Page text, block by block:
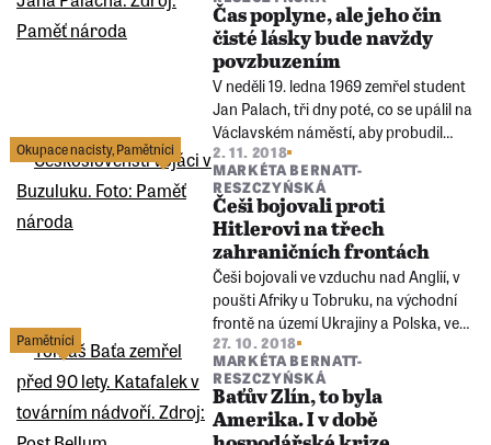
Čas poplyne, ale jeho čin
čisté lásky bude navždy
povzbuzením
V neděli 19. ledna 1969 zemřel student
Jan Palach, tři dny poté, co se upálil na
Václavském náměstí, aby probudil
českou společnost upadající do
letargie po srpnové okupaci.
Okupace nacisty,Pamětníci
2. 11. 2018
MARKÉTA BERNATT-
RESZCZYŃSKÁ
Češi bojovali proti
Hitlerovi na třech
zahraničních frontách
Češi bojovali ve vzduchu nad Anglií, v
poušti Afriky u Tobruku, na východní
frontě na území Ukrajiny a Polska, ve
Francii u Dunkerque a při
osvobozování území Československa.
A nebyli to jen profesionální vojáci, ale i
tisíce dobrovolníků, mužů i žen.
Pamětníci
27. 10. 2018
MARKÉTA BERNATT-
RESZCZYŃSKÁ
Baťův Zlín, to byla
Amerika. I v době